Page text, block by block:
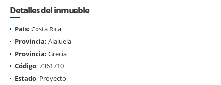
Detalles del inmueble
País: Costa Rica
Provincia: Alajuela
Provincia: Grecia
Código: 7361710
Estado: Proyecto